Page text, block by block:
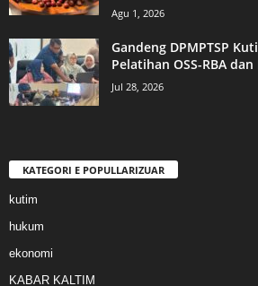
Agu 1, 2026
Gandeng DPMPTSP
Pelatihan OSS-RBA dan
Jul 28, 2026
KATEGORI E POPULLARIZUAR
kutim
hukum
ekonomi
KABAR KALTIM